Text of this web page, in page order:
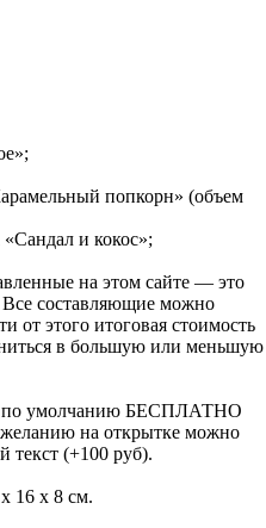
попкорн» (объем
«Сандал и кокос»;
на этом сайте — это
составляющие можно
от этого итоговая стоимость
в большую или меньшую
по умолчанию БЕСПЛАТНО
на открытке можно
текст (+100 руб).
16 х 8 см.